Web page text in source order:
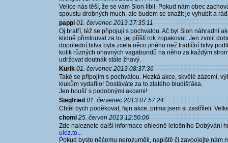
Velice nás těší, že se vám Sion líbil. Pokud nám obec
spoustu drobných much, ale budem se snažit je vyhubit a
pappi 01. červenec 2013 17:35:11
Oj bratří, též se připojuji s pochvalou. Ač byl Sion náhradní
klidně přimlouval za to, jej příští rok zopakovat. Jen zvolit
dopolední bitva byla zcela něco jiného než tradiční bitvy
kolik různých ohavných vagabundů na něho za každým
udržovat doutnák stále žhavý.
Kurik 01. červenec 2013 08:37:36
Také se připojím s pochválou. Hezká akce, skvělé zázemí,
klukům vydařilo! Dostáváte za to zlatého bludišťáka.
Jen houšť s podobnými akcemi!
Siegfried 01. červenec 2013 07:57:24
Chtěl bych poděkovat, fajn akce, prima jsem si zastříleli.
chomi 25. červen 2013 12:50:06
Zde naleznete další informace ohledně letošního Dobývání
uloz.to...
Pokud byste něčemu nerozuměli, napiště či zavoolejte nám